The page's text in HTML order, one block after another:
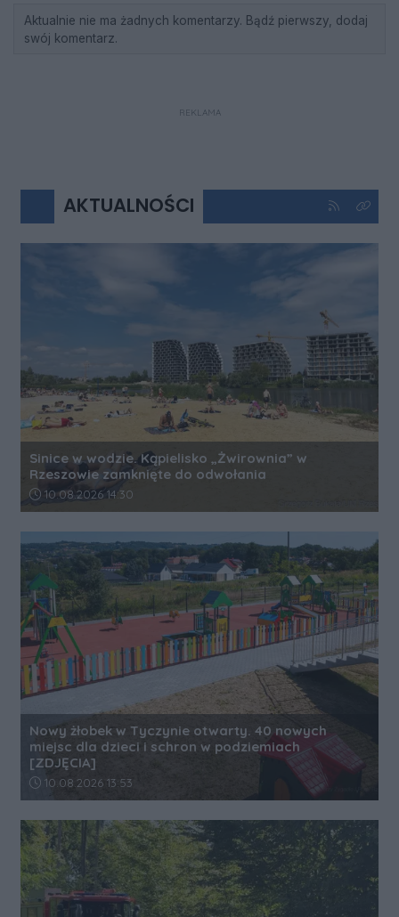
Aktualnie nie ma żadnych komentarzy. Bądź pierwszy, dodaj
swój komentarz.
REKLAMA
AKTUALNOŚCI Kliknij aby
Kliknij
Sinice w wodzie. Kąpielisko „Żwirownia” w
Rzeszowie zamknięte do odwołania
Data dodania artykułu:
10.08.2026 14:30
Nowy żłobek w Tyczynie otwarty. 40 nowych
miejsc dla dzieci i schron w podziemiach
[ZDJĘCIA]
Data dodania artykułu:
10.08.2026 13:53